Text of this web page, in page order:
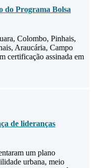
do Programa Bolsa
Colombo, Pinhais,
Araucária, Campo
certificação assinada em
de lideranças
um plano
urbana, meio